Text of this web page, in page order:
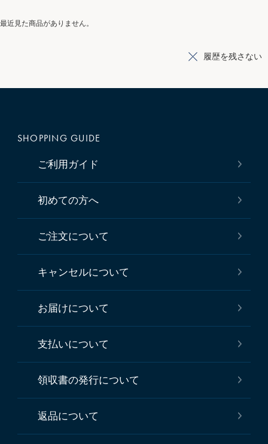
最近見た商品がありません。
履歴を残さない
SHOPPING GUIDE
ご利用ガイド
初めての方へ
ご注文について
キャンセルについて
お届けについて
支払いについて
領収書の発行について
返品について